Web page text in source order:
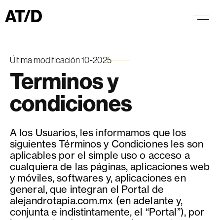
Última modificación 10-2025
Terminos y
condiciones
A los Usuarios, les informamos que los
siguientes Términos y Condiciones les son
aplicables por el simple uso o acceso a
cualquiera de las páginas, aplicaciones web
y móviles, softwares y, aplicaciones en
general, que integran el Portal de
alejandrotapia.com.mx (en adelante y,
conjunta e indistintamente, el “Portal”), por